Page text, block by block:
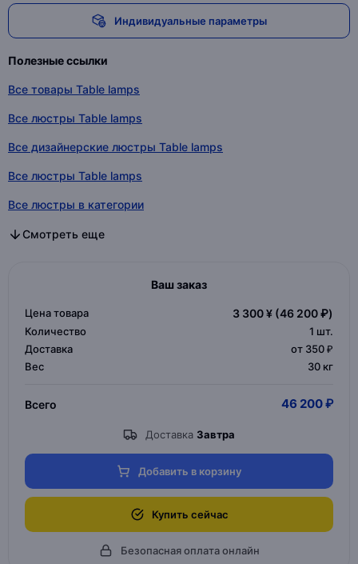
Индивидуальные параметры
Полезные ссылки
Все товары Table lamps
Все люстры Table lamps
Все дизайнерские люстры Table lamps
Все люстры Table lamps
Все люстры в категории
Все дизайнерские люстры в категории
Все люстры в категории
Смотреть еще
Ваш заказ
Цена товара 3 300 ¥ (46 200 ₽)
Количество 1 шт.
Доставка
от 350 ₽
Вес
30 кг
Всего 46 200 ₽
Доставка Завтра
Добавить в корзину
Купить сейчас
Безопасная оплата онлайн